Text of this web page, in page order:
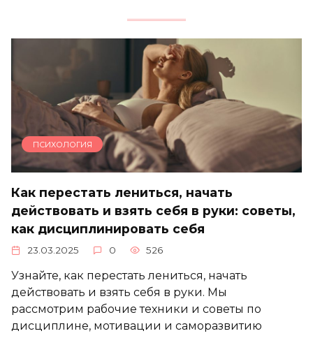
ПСИХОЛОГИЯ
Как перестать лениться, начать
действовать и взять себя в руки: советы,
как дисциплинировать себя
23.03.2025 0 526
Узнайте, как перестать лениться, начать
действовать и взять себя в руки. Мы
рассмотрим рабочие техники и советы по
дисциплине, мотивации и саморазвитию